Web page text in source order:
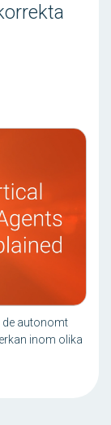
de autonomt
inom olika